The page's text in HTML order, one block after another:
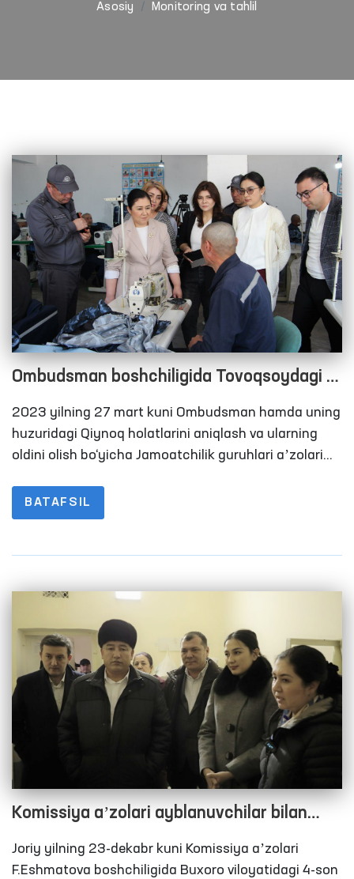
Asosiy Monitoring va tahlil
Ombudsman boshchiligida Tovoqsoydagi 7-
son jazoni ijro etish muassasasidagi
sharoitlar o‘rganildi
2023 yilning 27 mart kuni Ombudsman hamda uning
huzuridagi Qiynoq holatlarini aniqlash va ularning
oldini olish bo‘yicha Jamoatchilik guruhlari aʼzolari
etish muassasasiga monitoring tashrifi amalga
oshirildi. Unda mahalliy va xalqaro OAV ham bevosita
BATAFSIL
Komissiya aʼzolari ayblanuvchilar bilan
suhbatlashishdi
Joriy yilning 23-dekabr kuni Komissiya aʼzolari
F.Eshmatova boshchiligida Buxoro viloyatidagi 4-son